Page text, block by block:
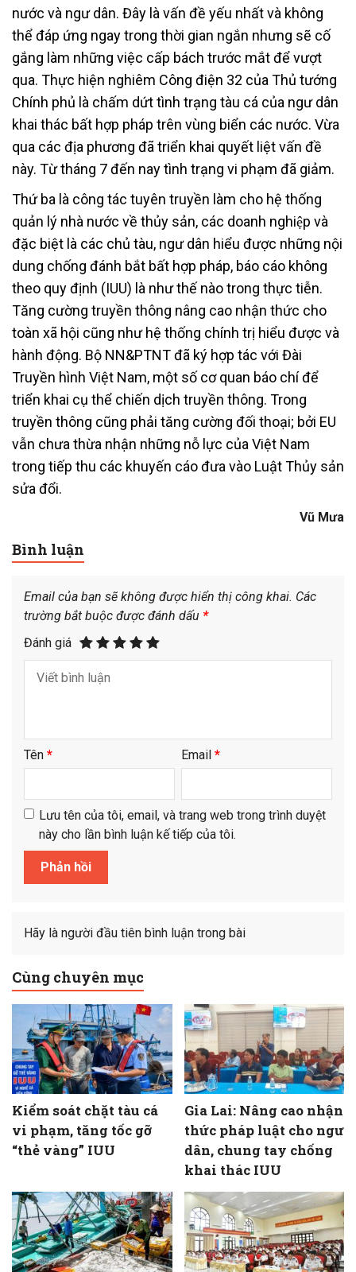
nước và ngư dân. Đây là vấn đề yếu nhất và không
thể đáp ứng ngay trong thời gian ngắn nhưng sẽ cố
gắng làm những việc cấp bách trước mắt để vượt
qua. Thực hiện nghiêm Công điện 32 của Thủ tướng
Chính phủ là chấm dứt tình trạng tàu cá của ngư dân
khai thác bất hợp pháp trên vùng biển các nước. Vừa
qua các địa phương đã triển khai quyết liệt vấn đề
này. Từ tháng 7 đến nay tình trạng vi phạm đã giảm.
Thứ ba là công tác tuyên truyền làm cho hệ thống
quản lý nhà nước về thủy sản, các doanh nghiệp và
đặc biệt là các chủ tàu, ngư dân hiểu được những nội
dung chống đánh bắt bất hợp pháp, báo cáo không
theo quy định (IUU) là như thế nào trong thực tiễn.
Tăng cường truyền thông nâng cao nhận thức cho
toàn xã hội cũng như hệ thống chính trị hiểu được và
hành động. Bộ NN&PTNT đã ký hợp tác với Đài
Truyền hình Việt Nam, một số cơ quan báo chí để
triển khai cụ thể chiến dịch truyền thông. Trong
truyền thông cũng phải tăng cường đối thoại; bởi EU
vẫn chưa thừa nhận những nỗ lực của Việt Nam
trong tiếp thu các khuyến cáo đưa vào Luật Thủy sản
sửa đổi.
Vũ Mưa
Bình luận
Email của bạn sẽ không được hiển thị công khai. Các
trường bắt buộc được đánh dấu *
Đánh giá
Tên * Email *
Lưu tên của tôi, email, và trang web trong trình duyệt
này cho lần bình luận kế tiếp của tôi.
Hãy là người đầu tiên bình luận trong bài
Cùng chuyên mục
Kiểm soát chặt tàu cá
vi phạm, tăng tốc gỡ
“thẻ vàng” IUU
Gia Lai: Nâng cao nhận
thức pháp luật cho ngư
dân, chung tay chống
khai thác IUU